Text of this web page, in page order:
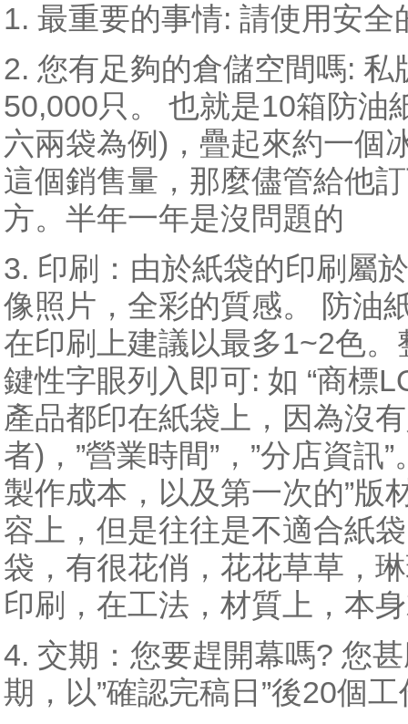
1. 最重要的事情: 請使用安
2. 您有足夠的倉儲空間嗎:
50,000只。 也就是10箱防油
六兩袋為例)，疊起來約一個
這個銷售量，那麼儘管給他
方。半年一年是沒問題的
3. 印刷：由於紙袋的印刷屬
像照片，全彩的質感。 防油
在印刷上建議以最多1~2色
鍵性字眼列入即可: 如 “商標
產品都印在紙袋上，因為沒
者)，”營業時間”，”分店資
製作成本，以及第一次的”版
容上，但是往往是不適合紙
袋，有很花俏，花花草草，
印刷，在工法，材質上，本
4. 交期：您要趕開幕嗎? 您
期，以”確認完稿日”後20個